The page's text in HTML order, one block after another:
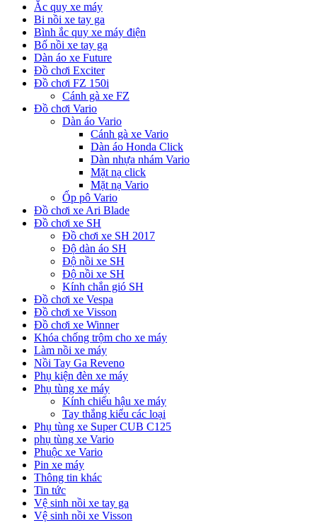
Ắc quy xe máy
Bi nồi xe tay ga
Bình ắc quy xe máy điện
Bố nồi xe tay ga
Dàn áo xe Future
Đồ chơi Exciter
Đồ chơi FZ 150i
Cánh gà xe FZ
Đồ chơi Vario
Dàn áo Vario
Cánh gà xe Vario
Dàn áo Honda Click
Dàn nhựa nhám Vario
Mặt nạ click
Mặt nạ Vario
Ốp pô Vario
Đồ chơi xe Ari Blade
Đồ chơi xe SH
Đồ chơi xe SH 2017
Độ dàn áo SH
Độ nồi xe SH
Độ nồi xe SH
Kính chắn gió SH
Đồ chơi xe Vespa
Đồ chơi xe Visson
Đồ chơi xe Winner
Khóa chống trộm cho xe máy
Làm nồi xe máy
Nồi Tay Ga Reveno
Phụ kiện đèn xe máy
Phụ tùng xe máy
Kính chiếu hậu xe máy
Tay thắng kiểu các loại
Phụ tùng xe Super CUB C125
phụ tùng xe Vario
Phuộc xe Vario
Pin xe máy
Thông tin khác
Tin tức
Vệ sinh nồi xe tay ga
Vệ sinh nồi xe Visson